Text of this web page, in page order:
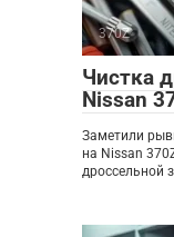
370Z
Чистка
Nissan
Заметили
на Nissan
дроссельной